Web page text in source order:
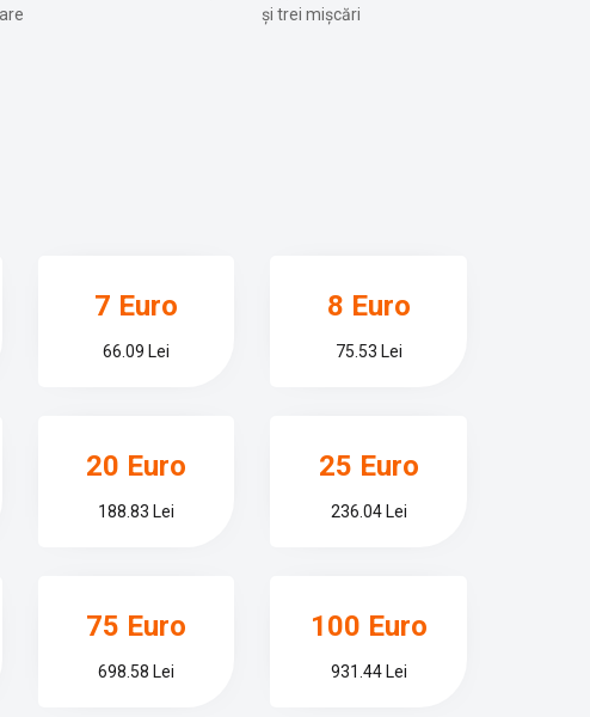
și trei mișcări
7 Euro
66.09 Lei
8 Euro
75.53 Lei
20 Euro
188.83 Lei
25 Euro
236.04 Lei
75 Euro
698.58 Lei
100 Euro
931.44 Lei